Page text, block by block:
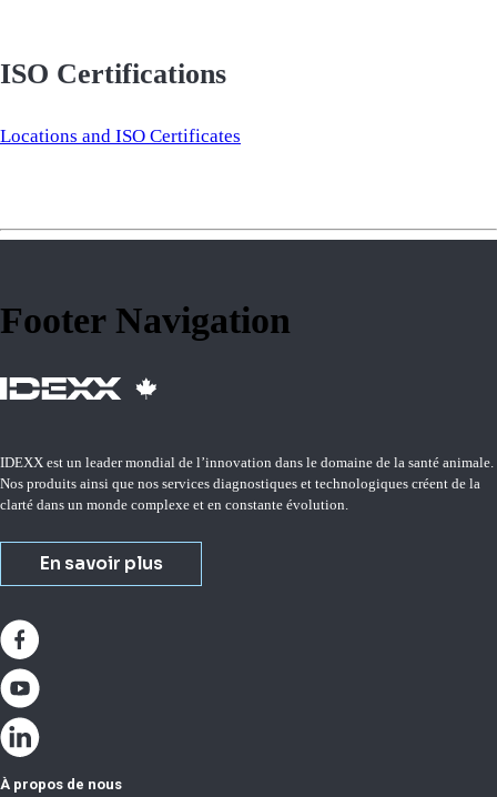
ISO Certifications
Locations and ISO Certificates
Footer Navigation
IDEXX est un leader mondial de l’innovation dans le domaine de la santé animale.
Nos produits ainsi que nos services diagnostiques et technologiques créent de la
clarté dans un monde complexe et en constante évolution.
En savoir plus
À propos de nous